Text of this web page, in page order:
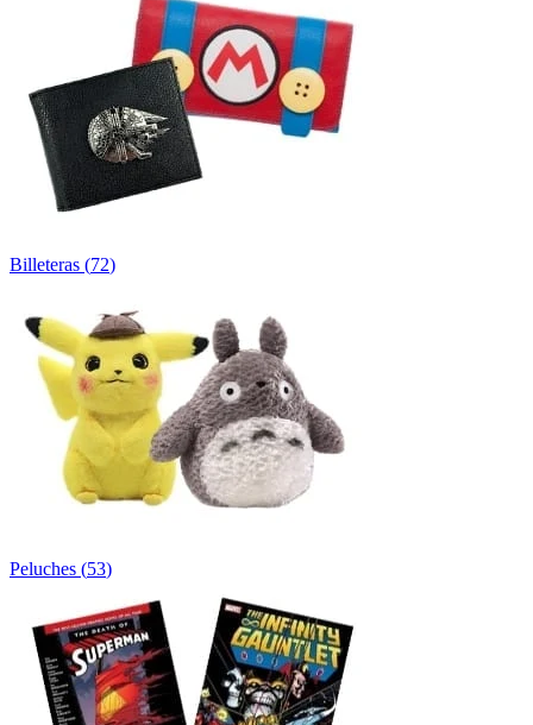
Billeteras (72)
Peluches (53)